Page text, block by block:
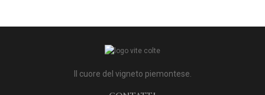
Il cuore del vigneto piemontese.